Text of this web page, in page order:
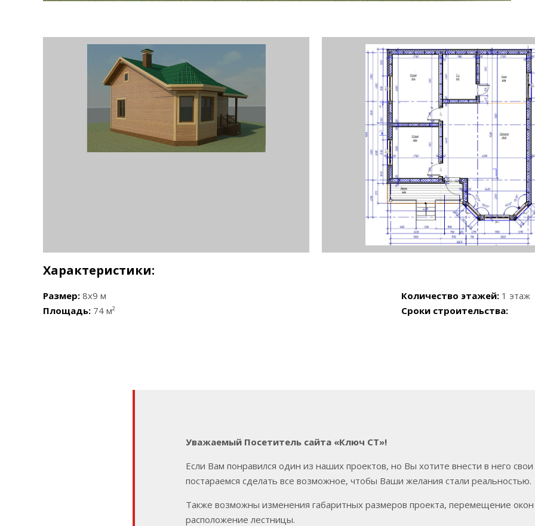
Характеристики:
Размер: 8x9 м Количество этажей: 1 этаж
Площадь: 74 м² Сроки строительства:
Уважаемый Посетитель сайта «Ключ СТ»!
Если Вам понравился один из наших проектов, но Вы хотите внести в него
постараемся сделать все возможное, чтобы Ваши желания стали реальностью.
Также возможны изменения габаритных размеров проекта, перемещение
расположение лестницы.